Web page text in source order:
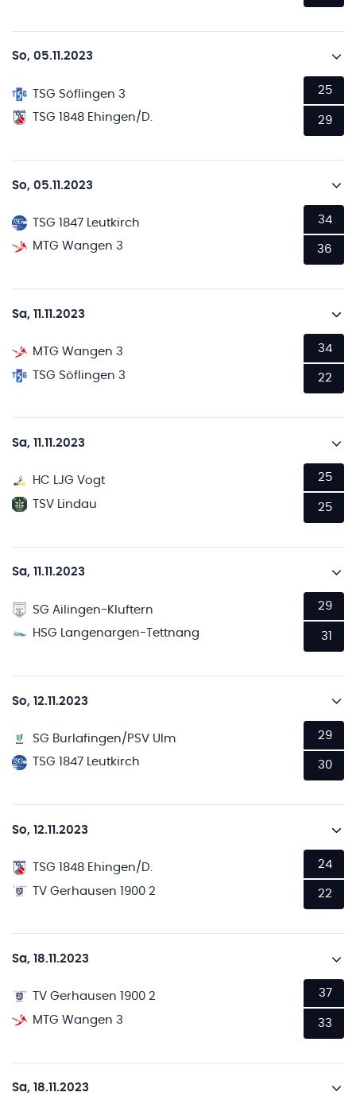
So, 05.11.2023
TSG Söflingen 3
TSG 1848 Ehingen/D.
25
29
So, 05.11.2023
TSG 1847 Leutkirch
MTG Wangen 3
34
36
Sa, 11.11.2023
MTG Wangen 3
TSG Söflingen 3
34
22
Sa, 11.11.2023
HC LJG Vogt
TSV Lindau
25
25
Sa, 11.11.2023
SG Ailingen-Kluftern
HSG Langenargen-Tettnang
29
31
So, 12.11.2023
SG Burlafingen/PSV Ulm
TSG 1847 Leutkirch
29
30
So, 12.11.2023
TSG 1848 Ehingen/D.
TV Gerhausen 1900 2
24
22
Sa, 18.11.2023
TV Gerhausen 1900 2
MTG Wangen 3
37
33
Sa, 18.11.2023